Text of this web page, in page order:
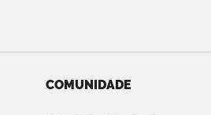
COMUNIDADE